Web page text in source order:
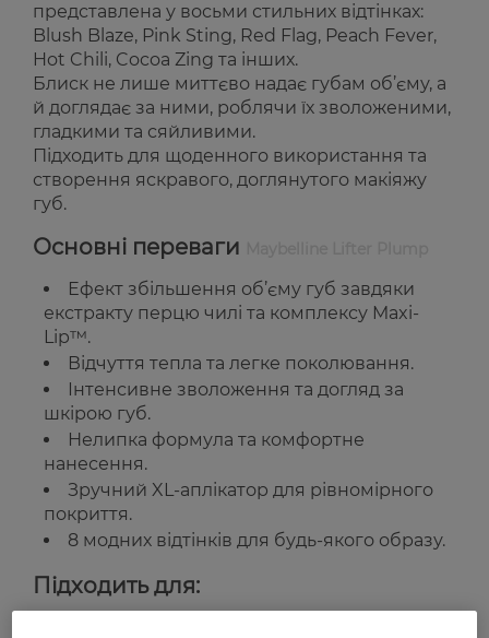
представлена у восьми стильних відтінках:
Blush Blaze, Pink Sting, Red Flag, Peach Fever,
Hot Chili, Cocoa Zing та інших.
Блиск не лише миттєво надає губам об’єму, а
й доглядає за ними, роблячи їх зволоженими,
гладкими та сяйливими.
Підходить для щоденного використання та
створення яскравого, доглянутого макіяжу
губ.
Основні переваги
Ефект збільшення об’єму губ завдяки
екстракту перцю чилі та комплексу Maxi-
Lip™.
Відчуття тепла та легке поколювання.
Інтенсивне зволоження та догляд за
шкірою губ.
Нелипка формула та комфортне
нанесення.
Зручний XL-аплікатор для рівномірного
покриття.
8 модних відтінків для будь-якого образу.
Підходить для: